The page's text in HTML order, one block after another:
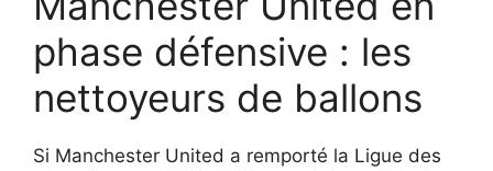
phase défensive : les
nettoyeurs de ballons
Si Manchester United a remporté la Ligue des